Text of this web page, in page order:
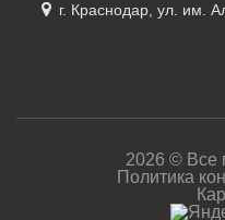
г. Краснодар, ул. им.
2026 © Все
Политика